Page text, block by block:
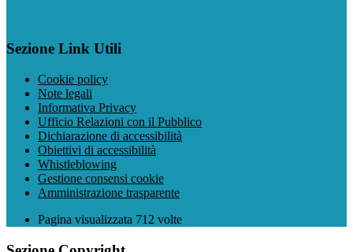
Sezione Link Utili
Cookie policy
Note legali
Informativa Privacy
Ufficio Relazioni con il Pubblico
Dichiarazione di accessibilità
Obiettivi di accessibilità
Whistleblowing
Gestione consensi cookie
Amministrazione trasparente
Pagina visualizzata 712 volte